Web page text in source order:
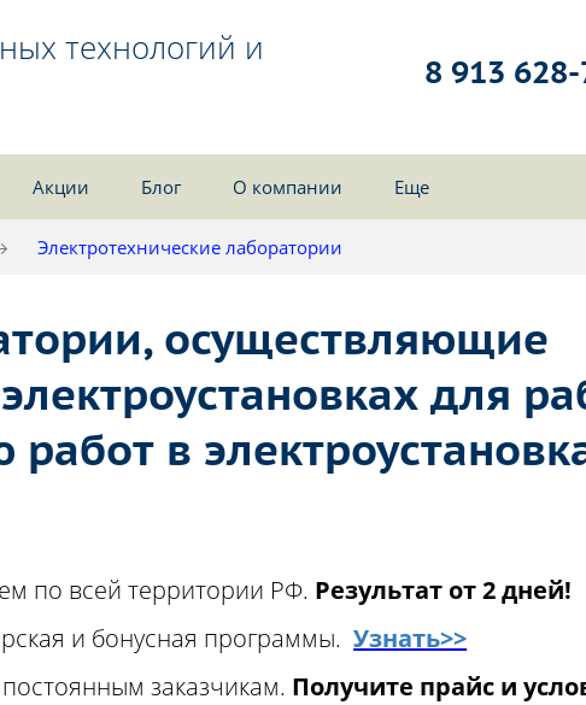
технологий и
8 913
Акции Блог О компании Еще
Электротехнические лаборатории
осуществляющие
для
в
по всей территории РФ. Результат от 2 дней!
и бонусная программы.Узнать>>
заказчикам. Получите прайс и